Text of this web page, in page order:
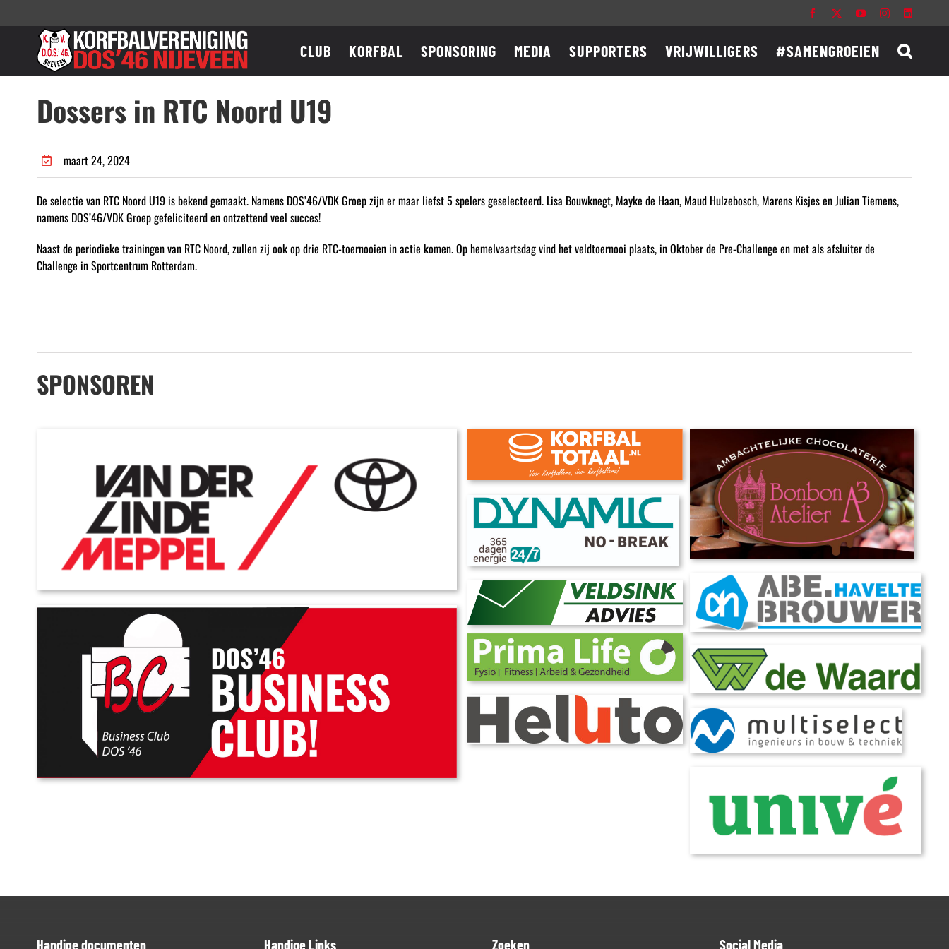
naar
Facebook YouTubeInstagram
CLUB KORFBAL SPONSORING MEDIA SUPPORTERS VRIJWILLIGERS #SAMENGROEIEN
Dossers in RTC Noord U19
maart 24, 2024
De selectie van RTC Noord U19 is bekend gemaakt. Namens DOS’46/VDK Groep zijn er maar liefst 5 spelers geselecteerd. Lisa Bouwknegt, Mayke de Haan, Maud Hulzebosch, Marens Kisjes en Julian Tiemens,
namens DOS’46/VDK Groep gefeliciteerd en ontzettend veel succes!
Naast de periodieke trainingen van RTC Noord, zullen zij ook op drie RTC-toernooien in actie komen. Op hemelvaartsdag vind het veldtoernooi plaats, in Oktober de Pre-Challenge en met als afsluiter de
Challenge in Sportcentrum Rotterdam.
SPONSOREN
Handige documenten Handige Links Zoeken Social Media